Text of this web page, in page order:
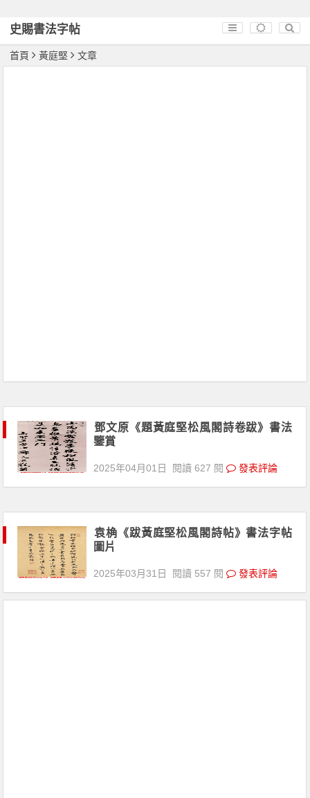
史賜書法字帖
首頁 黃庭堅 文章
鄧文原《題黃庭堅松風閣詩卷跋》書法
鑒賞
2025年04月01日 閱讀 627 閱 發表評論
袁桷《跋黃庭堅松風閣詩帖》書法字帖
圖片
2025年03月31日 閱讀 557 閱 發表評論